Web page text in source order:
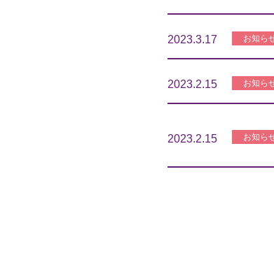
2023.3.17 お知ら
2023.2.15 お知ら
2023.2.15 お知ら